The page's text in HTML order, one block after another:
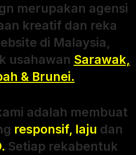
merupakan agensi
kreatif dan reka
di Malaysia,
usahawan Sarawak,
& Brunei.
adalah membuat
responsif, laju dan
Setiap rekabentuk